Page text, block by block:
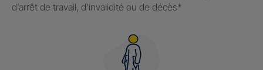
d’arrêt de travail, d’invalidité ou de décès*